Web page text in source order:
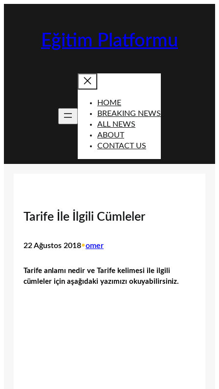
Eğitim Platformu
HOME
BREAKING NEWS
ALL NEWS
ABOUT
CONTACT US
Tarife İle İlgili Cümleler
22 Ağustos 2018•omer
Tarife anlamı nedir ve Tarife kelimesi ile ilgili
cümleler için aşağıdaki yazımızı okuyabilirsiniz.